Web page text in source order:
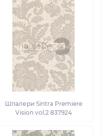
Шпалери Sintra Premiere
Vision vol.2 837924